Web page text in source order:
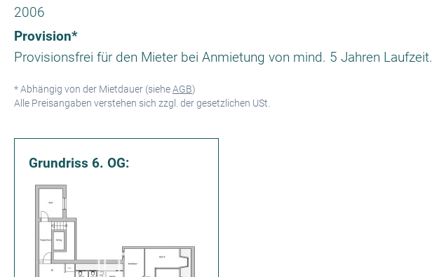
2006
Provision*
Provisionsfrei für den Mieter bei Anmietung von mind. 5 Jahren Laufzeit.
* Abhängig von der Mietdauer (sieheAGB)
Alle Preisangaben verstehen sich zzgl. der gesetzlichen USt.
Grundriss 6. OG: